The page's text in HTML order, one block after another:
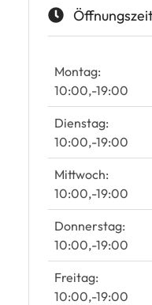
Montag:
10:00 -19:00
Dienstag:
10:00 -19:00
Mittwoch:
10:00 -19:00
Donnerstag:
10:00 -19:00
Freitag:
10:00 -19:00